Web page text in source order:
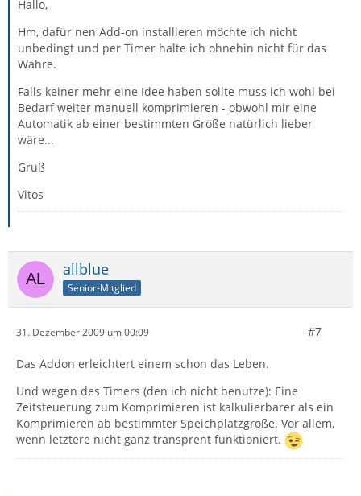
Hallo,
Hm, dafür nen Add-on installieren möchte ich nicht
unbedingt und per Timer halte ich ohnehin nicht für das
Wahre.
Falls keiner mehr eine Idee haben sollte muss ich wohl bei
Bedarf weiter manuell komprimieren - obwohl mir eine
Automatik ab einer bestimmten Größe natürlich lieber
wäre...
Gruß
Vitos
allblue
Senior-Mitglied
31. Dezember 2009 um 00:09 #7
Das Addon erleichtert einem schon das Leben.
Und wegen des Timers (den ich nicht benutze): Eine
Zeitsteuerung zum Komprimieren ist kalkulierbarer als ein
Komprimieren ab bestimmter Speichplatzgröße. Vor allem,
wenn letztere nicht ganz transprent funktioniert.